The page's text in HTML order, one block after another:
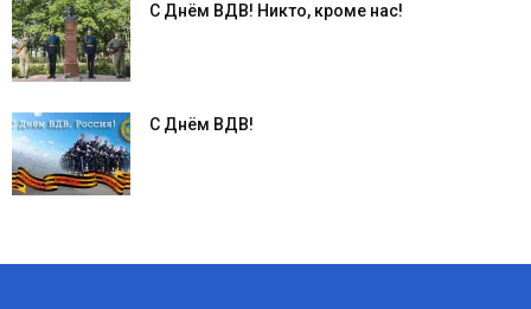
С Днём ВДВ! Никто, кроме нас!
С Днём ВДВ!